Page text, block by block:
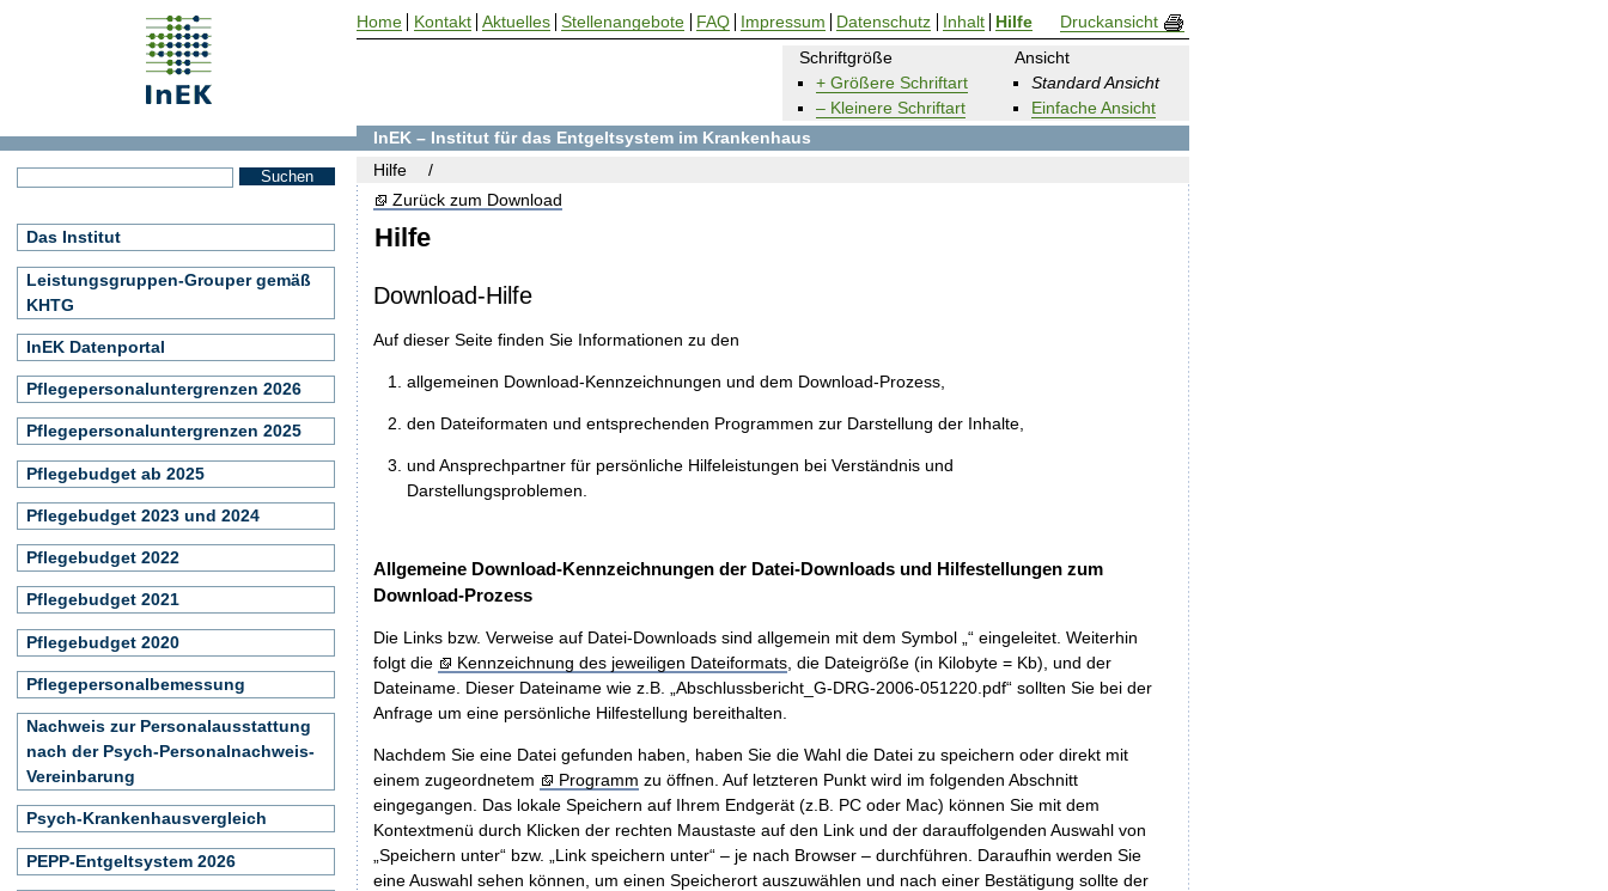
Hilfe
Schriftgröße
+ Größere Schriftart
– Kleinere Schriftart
Ansicht
Standard Ansicht
Einfache Ansicht
Zurück zum Download
Download-Hilfe
Auf dieser Seite finden Sie Informationen zu den
allgemeinen Download-Kennzeichnungen und dem Download-Prozess,
den Dateiformaten und entsprechenden Programmen zur Darstellung der Inhalte,
und Ansprechpartner für persönliche Hilfeleistungen bei Verständnis und
Darstellungsproblemen.
Allgemeine Download-Kennzeichnungen der Datei-Downloads und Hilfestellungen zum
Download-Prozess
Die Links bzw. Verweise auf Datei-Downloads sind allgemein mit dem Symbol „“ eingeleitet. Weiterhin
folgt die
Kennzeichnung des jeweiligen Dateiformats, die Dateigröße (in Kilobyte = Kb), und der
Dateiname. Dieser Dateiname wie z.B. „Abschlussbericht_G-DRG-2006-051220.pdf“ sollten Sie bei der
Anfrage um eine persönliche Hilfestellung bereithalten.
Nachdem Sie eine Datei gefunden haben, haben Sie die Wahl die Datei zu speichern oder direkt mit
einem zugeordnetem
Programm zu öffnen. Auf letzteren Punkt wird im folgenden Abschnitt
eingegangen. Das lokale Speichern auf Ihrem Endgerät (z.B. PC oder Mac) können Sie mit dem
Kontextmenü durch Klicken der rechten Maustaste auf den Link und der darauffolgenden Auswahl von
„Speichern unter“ bzw. „Link speichern unter“ – je nach Browser – durchführen. Daraufhin werden Sie
eine Auswahl sehen können, um einen Speicherort auszuwählen und nach einer Bestätigung sollte der
InEK – Institut für das Entgeltsystem im Krankenhaus
Hilfe
Das Institut
Leistungsgruppen-Grouper gemäß
KHTG
InEK Datenportal
Pflegepersonaluntergrenzen 2026
Pflegepersonaluntergrenzen 2025
Pflegebudget ab 2025
Pflegebudget 2023 und 2024
Pflegebudget 2022
Pflegebudget 2021
Pflegebudget 2020
Pflegepersonalbemessung
Nachweis zur Personalausstattung
nach der Psych-Personalnachweis-
Vereinbarung
Psych-Krankenhausvergleich
PEPP-Entgeltsystem 2026
Home Kontakt Aktuelles Stellenangebote FAQ Impressum Datenschutz Inhalt Hilfe Druckansicht